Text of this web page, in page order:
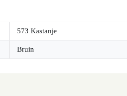
573 Kastanje
Bruin